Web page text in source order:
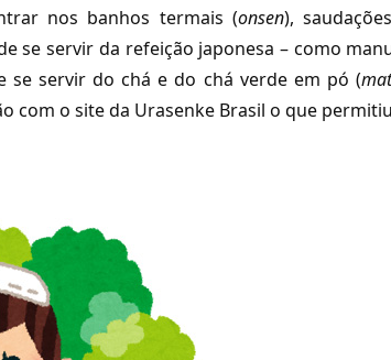
nos banhos termais (onsen),
se servir da refeição japonesa – como
servir do chá e do chá verde em pó (
com o site da Urasenke Brasil o que